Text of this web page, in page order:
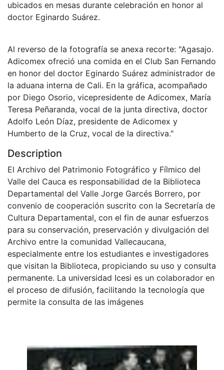
ubicados en mesas durante celebración en honor al
doctor Eginardo Suárez.
Al reverso de la fotografía se anexa recorte: "Agasajo.
Adicomex ofreció una comida en el Club San Fernando
en honor del doctor Eginardo Suárez administrador de
la aduana interna de Cali. En la gráfica, acompañado
por Diego Osorio, vicepresidente de Adicomex, María
Teresa Peñaranda, vocal de la junta directiva, doctor
Adolfo León Díaz, presidente de Adicomex y
Humberto de la Cruz, vocal de la directiva."
Description
El Archivo del Patrimonio Fotográfico y Fílmico del
Valle del Cauca es responsabilidad de la Biblioteca
Departamental del Valle Jorge Garcés Borrero, por
convenio de cooperación suscrito con la Secretaría de
Cultura Departamental, con el fin de aunar esfuerzos
para su conservación, preservación y divulgación del
Archivo entre la comunidad Vallecaucana,
especialmente entre los estudiantes e investigadores
que visitan la Biblioteca, propiciando su uso y consulta
permanente. La universidad Icesi es un colaborador en
el proceso de difusión, facilitando la tecnología que
permite la consulta de las imágenes